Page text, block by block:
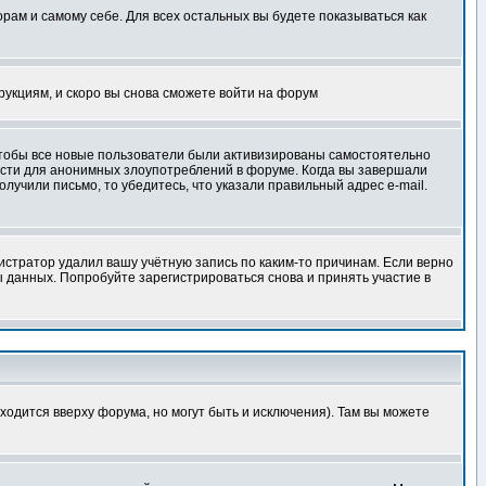
и самому себе. Для всех остальных вы будете показываться как
и скоро вы снова сможете войти на форум
все новые пользователи были активизированы самостоятельно
для анонимных злоупотреблений в форуме. Когда вы завершали
письмо, то убедитесь, что указали правильный адрес e-mail.
удалил вашу учётную запись по каким-то причинам. Если верно
Попробуйте зарегистрироваться снова и принять участие в
вверху форума, но могут быть и исключения). Там вы можете